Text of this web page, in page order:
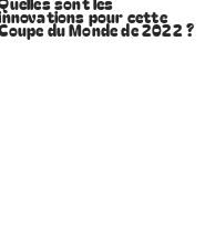
pour cette
du Monde de 2022 ?